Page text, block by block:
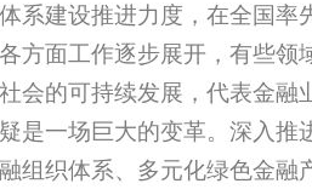
系建设推进力度，在全国率
方面工作逐步展开，有些领
会的可持续发展，代表金融
是一场巨大的变革。深入推
组织体系、多元化绿色金融